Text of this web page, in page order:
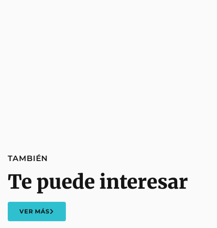
TAMBIÉN
Te puede interesar
VER MÁS